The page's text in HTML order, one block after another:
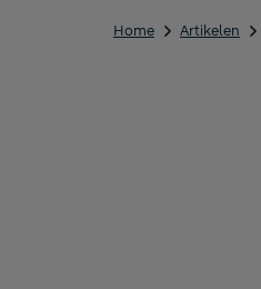
Home Artikelen